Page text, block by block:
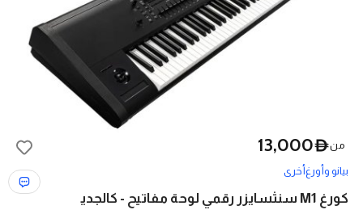
منD
13,000
بيانو وأورغأخرى
كورغ M1 سنثسايزر رقمي لوحة مفاتيح - كالجدي